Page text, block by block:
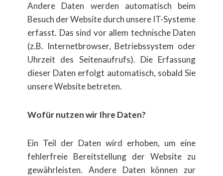
Andere Daten werden automatisch beim
Besuch der Website durch unsere IT-Systeme
erfasst. Das sind vor allem technische Daten
(z.B. Internetbrowser, Betriebssystem oder
Uhrzeit des Seitenaufrufs). Die Erfassung
dieser Daten erfolgt automatisch, sobald Sie
unsere Website betreten.
Wof​ür nutzen wir Ihre Daten?
Ein Teil der Daten wird erhoben, um eine
fehlerfreie Bereitstellung der Website zu
gew​ährleisten. Andere Daten k​önnen zur